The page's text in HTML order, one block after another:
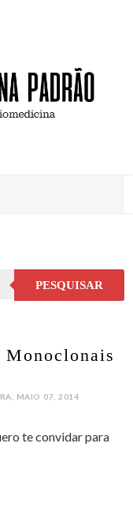
PESQUISAR
MAIO 07, 2014
te convidar para